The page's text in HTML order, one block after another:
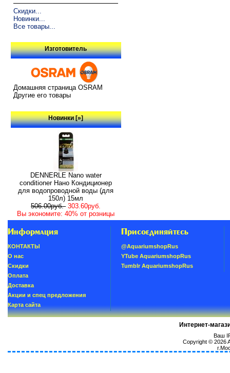
Скидки...
Новинки...
Все товары...
Изготовитель
Домашняя страница OSRAM
Другие его товары
Новинки [»]
DENNERLE Nano water
conditioner Нано Кондиционер
для водопроводной воды (для
150л) 15мл
506.00руб. 303.60руб.
Вы экономите: 40% от розницы
Информация
КОНТАКТЫ
О нас
Скидки
Oплатa
Доставка
Акции и спец предложения
Карта сайта
Присоединяйтесь
@AquariumshopRus
YTube AquariumshopRus
Tumblr AquariumshopRus
Интернет-
Ваш
Copyright © 2026